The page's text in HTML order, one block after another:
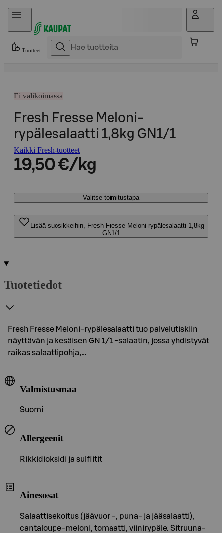
Hyppää sisältöön
Tuotteet
Ei valikoimassa
Fresh Fresse Meloni-
rypälesalaatti 1,8kg GN1/1
Kaikki Fresh-tuotteet
19,50 €/kg
Valitse toimitustapa
Lisää suosikkeihin, Fresh Fresse Meloni-rypälesalaatti 1,8kg
GN1/1
Tuotetiedot
Fresh Fresse Meloni-rypälesalaatti tuo palvelutiskiin
näyttävän ja kesäisen GN 1/1 -salaatin, jossa yhdistyvät
raikas salaattipohja,…
Valmistusmaa
Suomi
Allergeenit
Rikkidioksidi ja sulfiitit
Ainesosat
Salaattisekoitus (jäävuori-, puna- ja jääsalaatti),
cantaloupe-meloni, tomaatti, viinirypäle. Sitruuna-